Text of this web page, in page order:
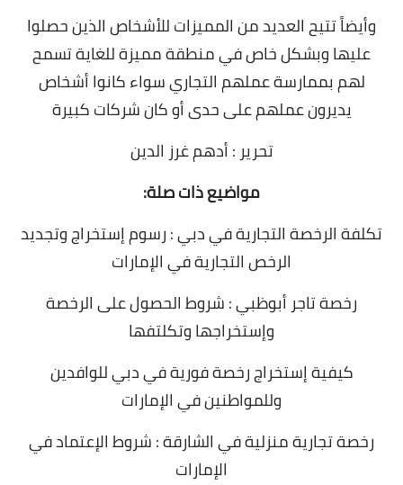
وأيضاً تتيح العديد من المميزات للأشخاص الذين حصلوا
عليها وبشكل خاص في منطقة مميزة للغاية تسمح
لهم بممارسة عملهم التجاري سواء كانوا أشخاص
يديرون عملهم على حدى أو كان شركات كبيرة
تحرير : أدهم غرز الدين
مواضيع ذات صلة:
تكلفة الرخصة التجارية في دبي : رسوم إستخراج وتجديد
الرخص التجارية في الإمارات
رخصة تاجر أبوظبي : شروط الحصول على الرخصة
وإستخراجها وتكلتفها
كيفية إستخراج رخصة فورية في دبي للوافدين
وللمواطنين في الإمارات
رخصة تجارية منزلية في الشارقة : شروط الإعتماد في
الإمارات